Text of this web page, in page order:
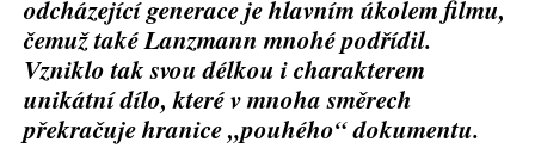
odcházející generace je hlavním úkolem filmu,
čemuž také Lanzmann mnohé podřídil.
Vzniklo tak svou délkou i charakterem
unikátní dílo, které v mnoha směrech
překračuje hranice „pouhého“ dokumentu.